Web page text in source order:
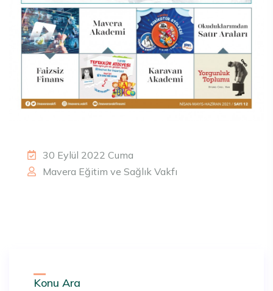
30 Eylül 2022 Cuma
Mavera Eğitim ve Sağlık Vakfı
Konu Ara